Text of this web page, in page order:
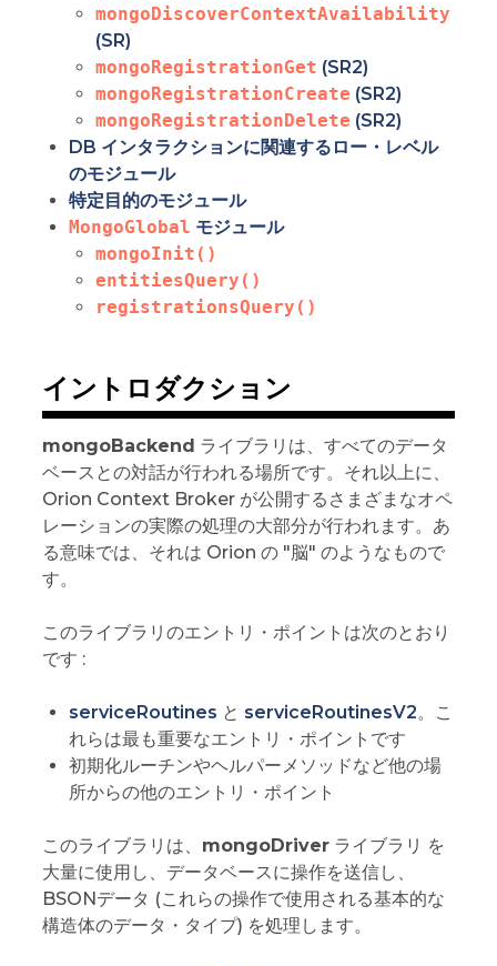
mongoDiscoverContextAvailability
(SR)
mongoRegistrationGet (SR2)
mongoRegistrationCreate (SR2)
mongoRegistrationDelete (SR2)
DB インタラクションに関連するロー・レベル
のモジュール
特定目的のモジュール
MongoGlobal モジュール
mongoInit()
entitiesQuery()
registrationsQuery()
イントロダクション
mongoBackend ライブラリは、すべてのデータ
ベースとの対話が行われる場所です。それ以上に、
Orion Context Broker が公開するさまざまなオペ
レーションの実際の処理の大部分が行われます。あ
る意味では、それは Orion の "脳" のようなもので
す。
このライブラリのエントリ・ポイントは次のとおり
です :
serviceRoutines と serviceRoutinesV2。こ
れらは最も重要なエントリ・ポイントです
初期化ルーチンやヘルパーメソッドなど他の場
所からの他のエントリ・ポイント
このライブラリは、 mongoDriverライブラリ を
大量に使用し、データベースに操作を送信し、
BSONデータ (これらの操作で使用される基本的な
構造体のデータ・タイプ) を処理します。